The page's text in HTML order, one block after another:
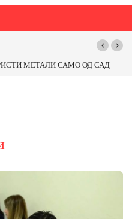
МЕТАЛИ САМО ОД САД